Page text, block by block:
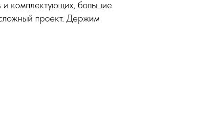
комплектующих, большие
проект. Держим